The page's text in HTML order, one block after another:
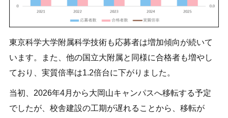
東京科学大学附属科学技術も応募者は増加傾向が続いて
います。また、他の国立大附属と同様に合格者も増やし
ており、実質倍率は1.2倍台に下がりました。
当初、2026年4月から大岡山キャンパスへ移転する予定
でしたが、校舎建設の工期が遅れることから、移転が